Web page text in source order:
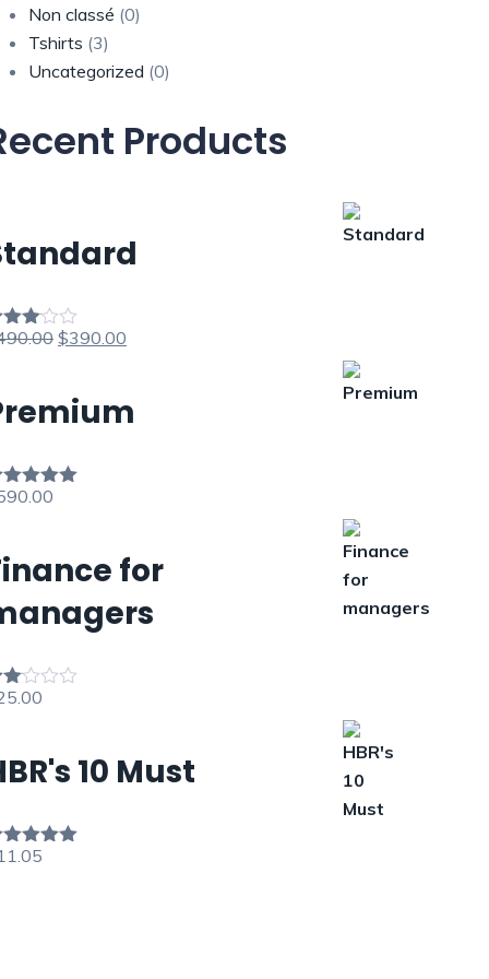
Non classé (0)
Tshirts (3)
Uncategorized (0)
Products
Le
initial
était :
$390.00
est :
5.00
for
10 Must
5.00